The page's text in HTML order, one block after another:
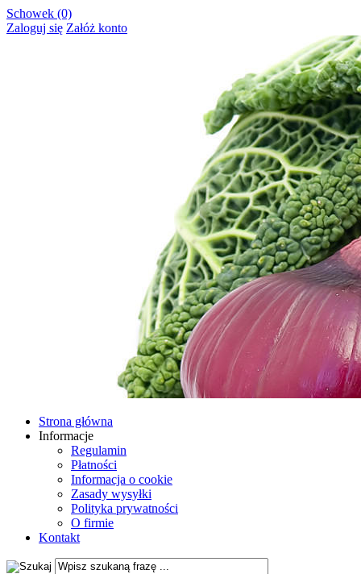
Schowek (0)
Zaloguj się Załóż konto
Strona główna
Informacje
Regulamin
Płatności
Informacja o cookie
Zasady wysyłki
Polityka prywatności
O firmie
Kontakt